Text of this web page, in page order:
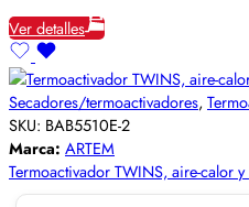
Ver detalles
Secadores/termoactivadores,
SKU: BAB5510E-2
Marca: ARTEM
Termoactivador TWINS, aire-calor